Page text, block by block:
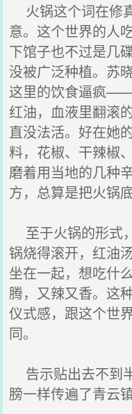
火锅这个词在修
意。这个世界的人
下馆子也不过是几
没被广泛种植。苏
这里的饮食逼疯
红油，血液里翻滚
直没法活。好在她
料，花椒、干辣椒
磨着用当地的几种
方，总算是把火锅
至于火锅的形式
锅烧得滚开，红油
坐在一起，想吃什
腾，又辣又香。这
仪式感，跟这个世
同。
告示贴出去不到
膀一样传遍了青云